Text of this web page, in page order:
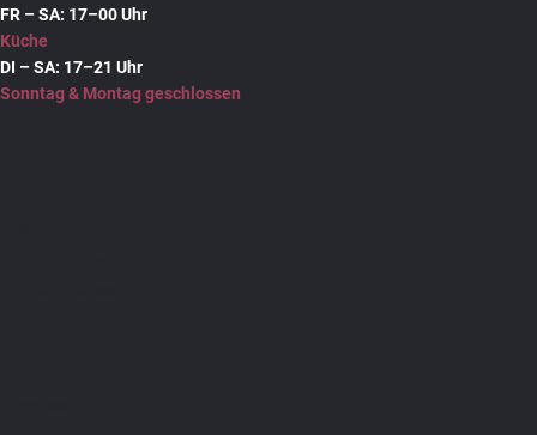
FR – SA: 17–00 Uhr
Küche
DI – SA: 17–21 Uhr
Sonntag & Montag geschlossen